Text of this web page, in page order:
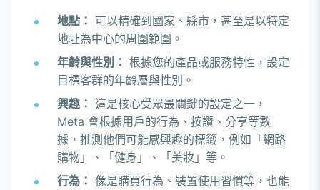
地點： 可以精確到國家、縣市，甚至是以特定
地址為中心的周圍範圍。
年齡與性別： 根據您的產品或服務特性，設定
目標客群的年齡層與性別。
興趣： 這是核心受眾最關鍵的設定之一，
Meta 會根據用戶的行為、按讚、分享等數
據，推測他們可能感興趣的標籤，例如「網路
購物」、「健身」、「美妝」等。
行為： 像是購買行為、裝置使用習慣等，也能